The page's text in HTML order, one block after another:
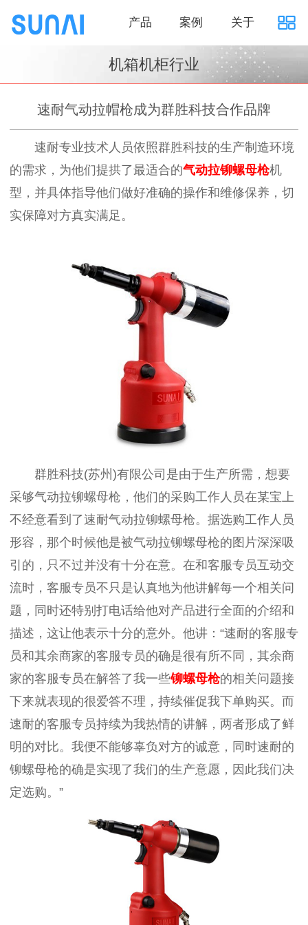
产品 案例 关于
机箱机柜行业
速耐气动拉帽枪成为群胜科技合作品牌
速耐专业技术人员依照群胜科技的生产制造环境
的需求，为他们提拱了最适合的气动拉铆螺母枪机
型，并具体指导他们做好准确的操作和维修保养，切
实保障对方真实满足。
群胜科技(苏州)有限公司是由于生产所需，想要
采够气动拉铆螺母枪，他们的采购工作人员在某宝上
不经意看到了速耐气动拉铆螺母枪。据选购工作人员
形容，那个时候他是被气动拉铆螺母枪的图片深深吸
引的，只不过并没有十分在意。在和客服专员互动交
流时，客服专员不只是认真地为他讲解每一个相关问
题，同时还特别打电话给他对产品进行全面的介绍和
描述，这让他表示十分的意外。他讲：“速耐的客服专
员和其余商家的客服专员的确是很有所不同，其余商
家的客服专员在解答了我一些铆螺母枪的相关问题接
下来就表现的很爱答不理，持续催促我下单购买。而
速耐的客服专员持续为我热情的讲解，两者形成了鲜
明的对比。我便不能够辜负对方的诚意，同时速耐的
铆螺母枪的确是实现了我们的生产意愿，因此我们决
定选购。”